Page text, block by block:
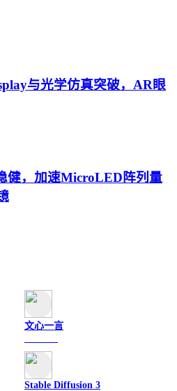
与光学仿真突破，AR眼
健，加速MicroLED阵列量
文心一言
Stable Diffusion 3